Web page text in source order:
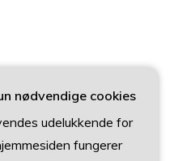
nødvendige cookies
udelukkende for
fungerer